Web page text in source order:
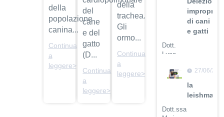
della
popolazione
canina...
Continua
a
leggere>
del
cane
e del
gatto
(D...
Continua
a
leggere>
della
trachea.
Gli
ormo...
Continua
a
leggere>
improprie
di cani
e gatti
Dott.
Luca
Guarda
27/06/
la
Dott.ssa